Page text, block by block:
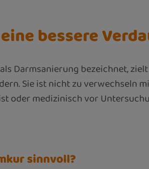
bessere
Darmsanierung bezeichnet,
Sie ist nicht zu verwechseln
oder medizinisch vor
sinnvoll?